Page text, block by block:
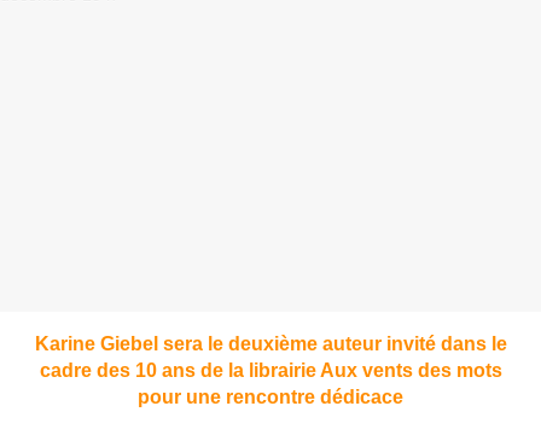
Karine Giebel sera le deuxième auteur invité dans le
cadre des 10 ans de la librairie Aux vents des mots
pour une rencontre dédicace